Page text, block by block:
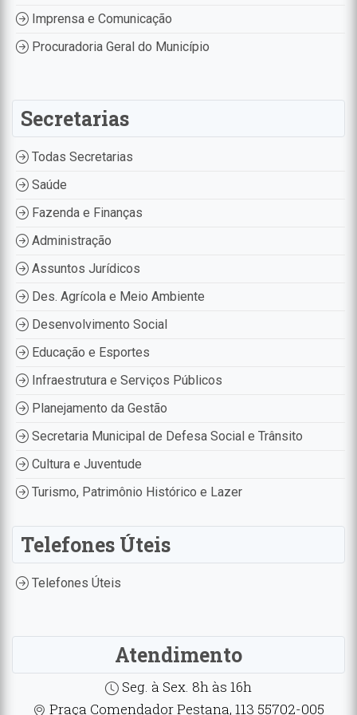
Imprensa e Comunicação
Procuradoria Geral do Município
Secretarias
Todas Secretarias
Saúde
Fazenda e Finanças
Administração
Assuntos Jurídicos
Des. Agrícola e Meio Ambiente
Desenvolvimento Social
Educação e Esportes
Infraestrutura e Serviços Públicos
Planejamento da Gestão
Secretaria Municipal de Defesa Social e Trânsito
Cultura e Juventude
Turismo, Patrimônio Histórico e Lazer
Telefones Úteis
Telefones Úteis
Atendimento
Seg. à Sex. 8h às 16h
Praça Comendador Pestana, 113 55702-005